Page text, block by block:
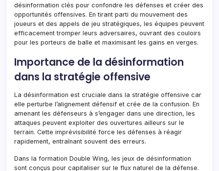
désinformation clés pour confondre les défenses et créer des
opportunités offensives. En tirant parti du mouvement des
joueurs et des appels de jeu stratégiques, les équipes peuvent
efficacement tromper leurs adversaires, ouvrant des couloirs
pour les porteurs de balle et maximisant les gains en verges.
Importance de la désinformation
dans la stratégie offensive
La désinformation est cruciale dans la stratégie offensive car
elle perturbe l’alignement défensif et crée de la confusion. En
amenant les défenseurs à s’engager dans une direction, les
attaques peuvent exploiter des ouvertures ailleurs sur le
terrain. Cette imprévisibilité force les défenses à réagir
rapidement, entraînant souvent des erreurs.
Dans la formation Double Wing, les jeux de désinformation
sont conçus pour capitaliser sur le flux naturel de la défense.